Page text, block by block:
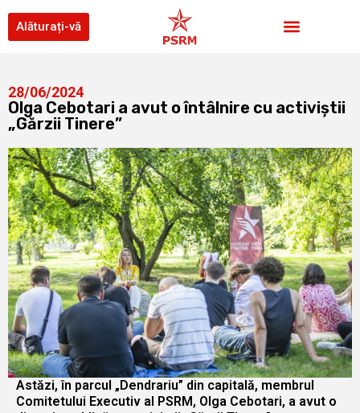
Alăturați-vă
28/06/2024
Olga Cebotari a avut o întâlnire cu activiștii
„Gărzii Tinere”
Astăzi, în parcul „Dendrariu” din capitală, membrul
Comitetului Executiv al PSRM, Olga Cebotari, a avut o